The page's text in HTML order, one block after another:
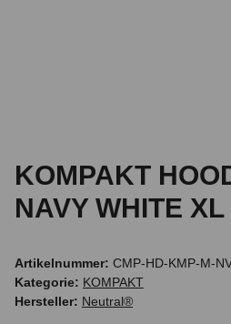
KOMPAKT
NAVY WHITE XL
Artikelnummer: CMP-HD-KMP-M-
Kategorie: KOMPAKT
Hersteller: Neutral®